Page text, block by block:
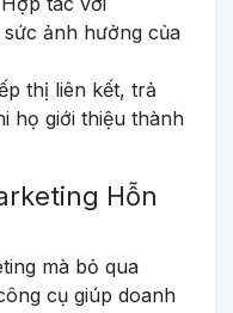
sức ảnh hưởng của
thị liên kết, trả
họ giới thiệu thành
Hỗn
mà bỏ qua
cụ giúp doanh